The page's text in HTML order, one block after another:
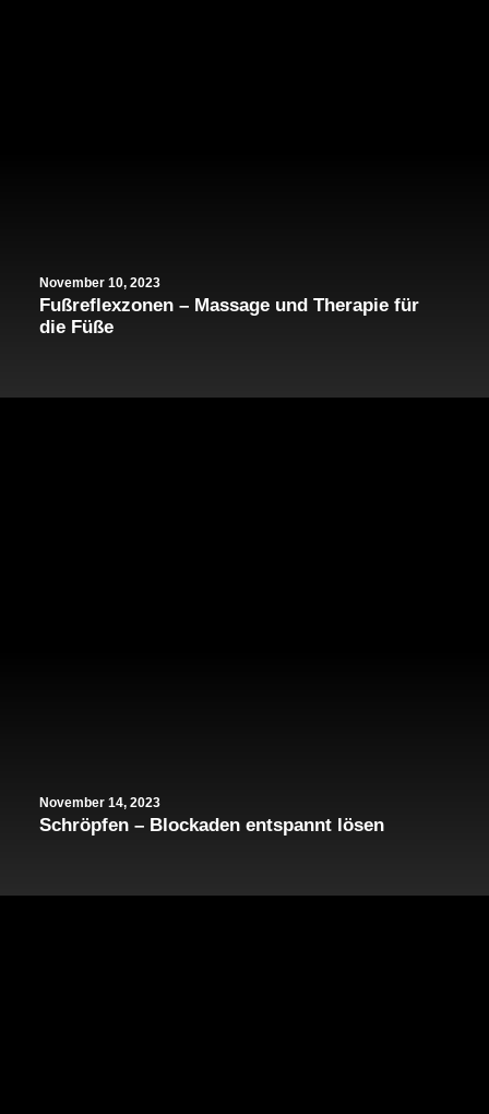
November 10, 2023
Fußreflexzonen – Massage und Therapie für
die Füße
November 14, 2023
Schröpfen – Blockaden entspannt lösen